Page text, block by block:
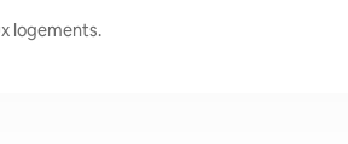
logements.